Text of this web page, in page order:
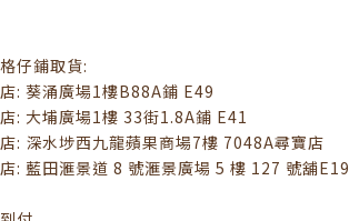
仔鋪取貨:
: 葵涌廣場1樓B88A鋪 E49
: 大埔廣場1樓 33街1.8A鋪 E41
: 深水埗西九龍蘋果商場7樓 7048A尋寶店
: 藍田滙景道 8 號滙景廣場 5 樓 127 號舖E19